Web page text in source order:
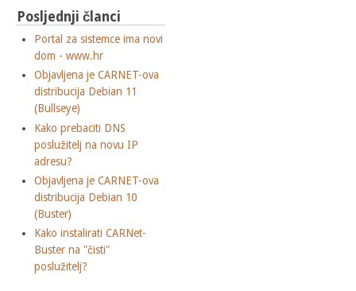
Posljednji članci
Portal za sistemce ima novi
dom - www.hr
Objavljena je CARNET-ova
distribucija Debian 11
(Bullseye)
Kako prebaciti DNS
poslužitelj na novu IP
adresu?
Objavljena je CARNET-ova
distribucija Debian 10
(Buster)
Kako instalirati CARNet-
Buster na "čisti"
poslužitelj?